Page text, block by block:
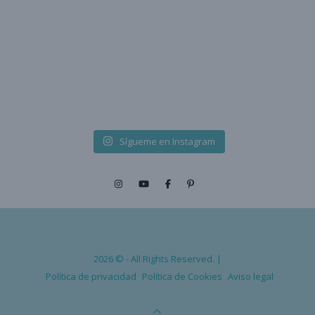
Sígueme en Instagram
2026 © - All Rights Reserved. |
Política de privacidad Política de Cookies Aviso legal